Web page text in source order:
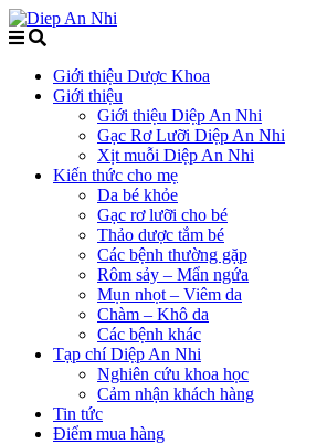
Giới thiệu Dược Khoa
Giới thiệu
Giới thiệu Diệp An Nhi
Gạc Rơ Lưỡi Diệp An Nhi
Xịt muỗi Diệp An Nhi
Kiến thức cho mẹ
Da bé khỏe
Gạc rơ lưỡi cho bé
Thảo dược tắm bé
Các bệnh thường gặp
Rôm sảy – Mẩn ngứa
Mụn nhọt – Viêm da
Chàm – Khô da
Các bệnh khác
Tạp chí Diệp An Nhi
Nghiên cứu khoa học
Cảm nhận khách hàng
Tin tức
Điểm mua hàng